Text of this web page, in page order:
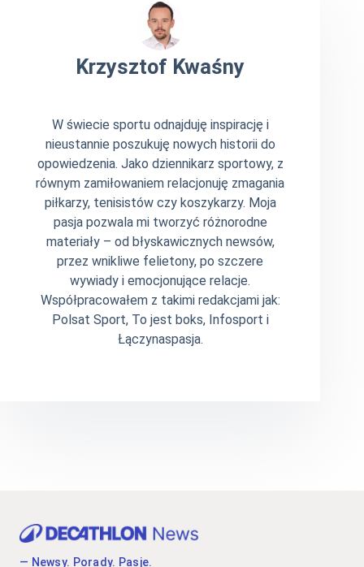
Krzysztof Kwaśny
W świecie sportu odnajduję inspirację i
nieustannie poszukuję nowych historii do
opowiedzenia. Jako dziennikarz sportowy, z
równym zamiłowaniem relacjonuję zmagania
piłkarzy, tenisistów czy koszykarzy. Moja
pasja pozwala mi tworzyć różnorodne
materiały – od błyskawicznych newsów,
przez wnikliwe felietony, po szczere
wywiady i emocjonujące relacje.
Współpracowałem z takimi redakcjami jak:
Polsat Sport, To jest boks, Infosport i
Łączynaspasja.
— Newsy. Porady. Pasje.